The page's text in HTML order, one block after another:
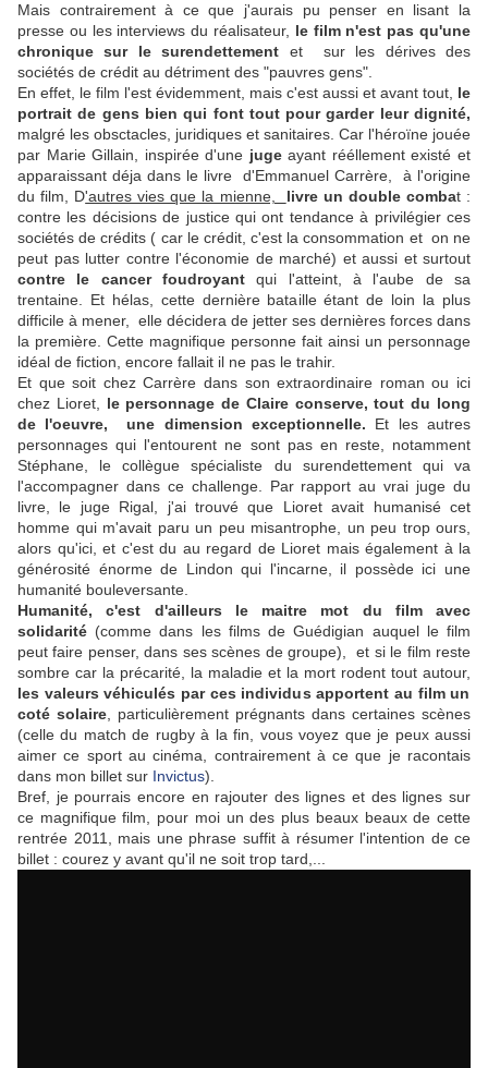
Mais contrairement à ce que j'aurais pu penser en lisant la
presse ou les interviews du réalisateur, le film n'est pas qu'une
chronique sur le surendettement et sur les dérives des
sociétés de crédit au détriment des "pauvres gens".
En effet, le film l'est évidemment, mais c'est aussi et avant tout, le
portrait de gens bien qui font tout pour garder leur dignité,
malgré les obsctacles, juridiques et sanitaires. Car l'héroïne jouée
par Marie Gillain, inspirée d'une jugeayant rééllement existé et
apparaissant déja dans le livre d'Emmanuel Carrère, à l'origine
du film, D'autres vies que la mienne, livre un double combat :
contre les décisions de justice qui ont tendance à privilégier ces
sociétés de crédits ( car le crédit, c'est la consommation et on ne
peut pas lutter contre l'économie de marché) et aussi et surtout
contre le cancer foudroyantqui l'atteint, à l'aube de sa
trentaine. Et hélas, cette dernière bataille étant de loin la plus
difficile à mener, elle décidera de jetter ses dernières forces dans
la première. Cette magnifique personne fait ainsi un personnage
idéal de fiction, encore fallait il ne pas le trahir.
Et que soit chez Carrère dans son extraordinaire roman ou ici
chez Lioret,
le personnage de Claire conserve, tout du long
de l'oeuvre, une dimension exceptionnelle. Et les autres
personnages qui l'entourent ne sont pas en reste, notamment
Stéphane, le collègue spécialiste du surendettement qui va
l'accompagner dans ce challenge. Par rapport au vrai juge du
livre, le juge Rigal, j'ai trouvé que Lioret avait humanisé cet
homme qui m'avait paru un peu misantrophe, un peu trop ours,
alors qu'ici, et c'est du au regard de Lioret mais également à la
générosité énorme de Lindon qui l'incarne, il possède ici une
humanité bouleversante.
Humanité, c'est d'ailleurs le maitre mot du film avec
solidarité (comme dans les films de Guédigian auquel le film
peut faire penser, dans ses scènes de groupe), et si le film reste
sombre car la précarité, la maladie et la mort rodent tout autour,
les valeurs véhiculés par ces individus apportent au film un
coté solaire , particulièrement prégnants dans certaines scènes
(celle du match de rugby à la fin, vous voyez que je peux aussi
aimer ce sport au cinéma, contrairement à ce que je racontais
dans mon billet sur Invictus).
Bref, je pourrais encore en rajouter des lignes et des lignes sur
ce magnifique film, pour moi un des plus beaux beaux de cette
rentrée 2011, mais une phrase suffit à résumer l'intention de ce
billet : courez y avant qu'il ne soit trop tard,...